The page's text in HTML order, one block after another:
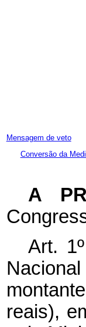
Mensagem de veto
Conversão da
A
Art.
reais),